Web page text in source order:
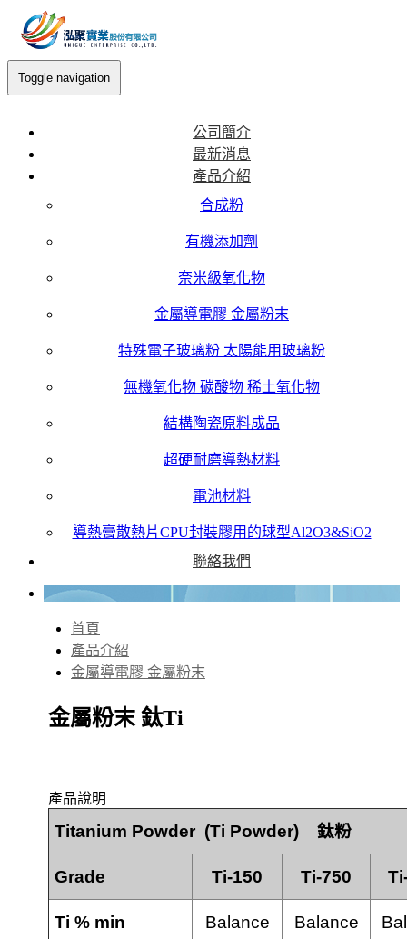
Toggle navigation
公司簡介
最新消息
產品介紹
合成粉
有機添加劑
奈米級氧化物
金屬導電膠 金屬粉末
特殊電子玻璃粉 太陽能用玻璃粉
無機氧化物 碳酸物 稀土氧化物
結構陶瓷原料成品
超硬耐磨導熱材料
電池材料
導熱膏散熱片CPU封裝膠用的球型Al2O3&SiO2
聯絡我們
首頁
產品介紹
金屬導電膠 金屬粉末
金屬粉末 鈦Ti
產品說明
Titanium Powder (Ti Powder) 鈦粉
Grade Ti-150 Ti-750
Ti % min Balance Balance